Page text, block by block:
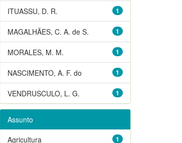
1
ITUASSU, D. R.
1
MAGALHÃES, C. A. de S.
1
MORALES, M. M.
1
NASCIMENTO, A. F. do
1
VENDRUSCULO, L. G.
Assunto
1
Agricultura